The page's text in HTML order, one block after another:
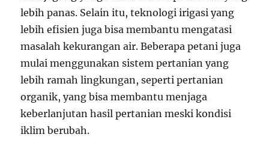
lebih panas. Selain itu, teknologi irigasi yang
lebih efisien juga bisa membantu mengatasi
masalah kekurangan air. Beberapa petani juga
mulai menggunakan sistem pertanian yang
lebih ramah lingkungan, seperti pertanian
organik, yang bisa membantu menjaga
keberlanjutan hasil pertanian meski kondisi
iklim berubah.